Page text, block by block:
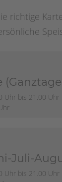
richtige
Uhr bis 21.00 Uhr
Juli-
Uhr bis 21.00 Uhr